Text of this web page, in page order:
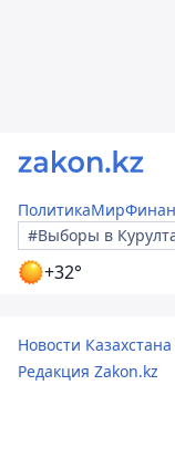
ПолитикаМир
#Выборы в
+32°
Новости
Редакция Zakon.kz